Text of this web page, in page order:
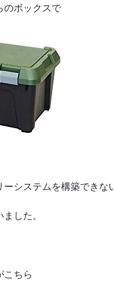
のボックスで
ーシステムを構築できな
した。
こちら